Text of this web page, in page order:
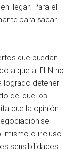
llegar. Para el
para sacar
que puedan
a que al ELN no
logrado detener
del que los
que la opinión
se
mismo o incluso
sensibilidades